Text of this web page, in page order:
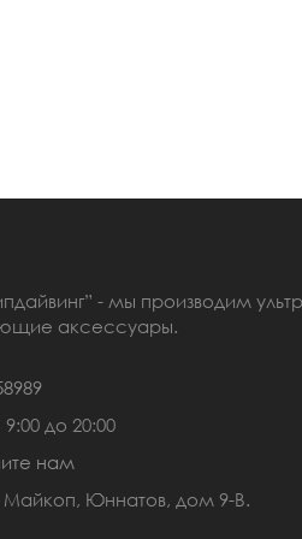
- мы производим
аксессуары.
до 20:00
нам
Майкоп, Юннатов, дом 9-В.